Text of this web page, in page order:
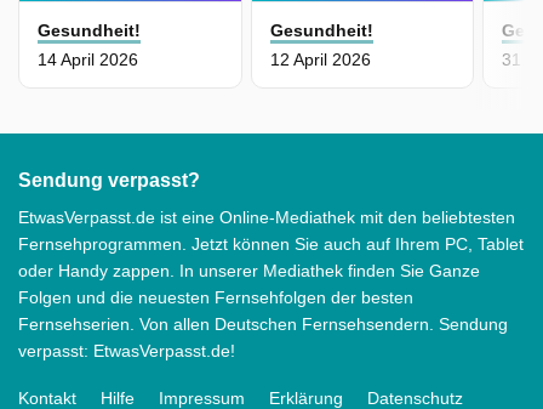
Gesundheit!
14 April 2026
Gesundheit!
12 April 2026
31
Sendung verpasst?
EtwasVerpasst.de ist eine Online-Mediathek mit den beliebtesten
Fernsehprogrammen. Jetzt können Sie auch auf Ihrem PC, Tablet
oder Handy zappen. In unserer Mediathek finden Sie Ganze
Folgen und die neuesten Fernsehfolgen der besten
Fernsehserien. Von allen Deutschen Fernsehsendern. Sendung
verpasst: EtwasVerpasst.de!
Kontakt Hilfe Impressum Erklärung
Datenschutz